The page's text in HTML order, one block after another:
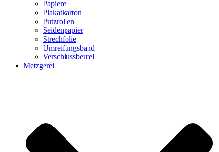
Papiere
Plakatkarton
Putzrollen
Seidenpapier
Strechfolie
Umreifungsband
Verschlussbeutel
Metzgerei